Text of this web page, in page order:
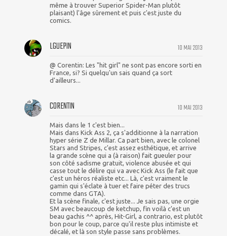
même à trouver Superior Spider-Man plutôt
plaisant) l'âge sûrement et puis c'est juste du
comics.
10 MAI 2013
LGUEPIN
@ Corentin: Les "hit girl" ne sont pas encore sorti en
France, si? Si quelqu'un sais quand ça sort
d'ailleurs...
10 MAI 2013
CORENTIN
Mais dans le 1 c'est bien...
Mais dans Kick Ass 2, ça s'additionne à la narration
hyper série Z de Millar. Ca part bien, avec le colonel
Stars and Stripes, c'est assez esthétique, et arrive
la grande scène qui a (à raison) fait gueuler pour
son côté sadisme gratuit, violence abusée et qui
casse tout le délire qui va avec Kick Ass (le fait que
c'est un héros réaliste etc... Là, c'est vraiment le
gamin qui s'éclate à tuer et faire péter des trucs
comme dans GTA).
Et la scène finale, c'est juste... Je sais pas, une orgie
SM avec beaucoup de ketchup, fin voilà c'est un
beau gachis ^^ après, Hit-Girl, a contrario, est plutôt
bon pour le coup, parce qu'il reste plus intimiste et
décalé, et là son style passe sans problèmes.